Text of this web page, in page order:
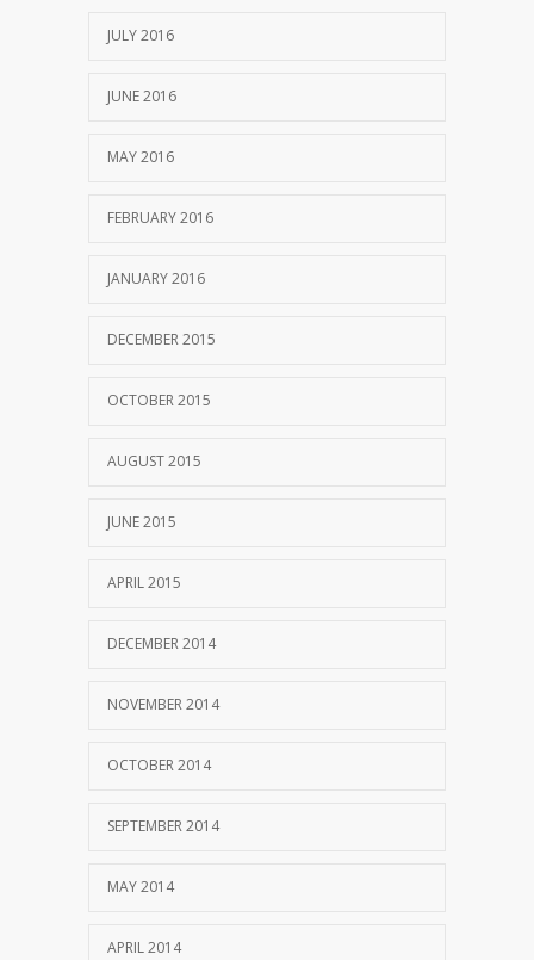
JULY 2016
JUNE 2016
MAY 2016
FEBRUARY 2016
JANUARY 2016
DECEMBER 2015
OCTOBER 2015
AUGUST 2015
JUNE 2015
APRIL 2015
DECEMBER 2014
NOVEMBER 2014
OCTOBER 2014
SEPTEMBER 2014
MAY 2014
APRIL 2014